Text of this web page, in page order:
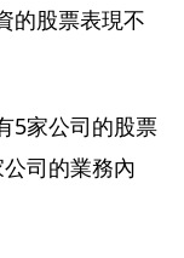
的股票表現不
5家公司的股票
司的業務內